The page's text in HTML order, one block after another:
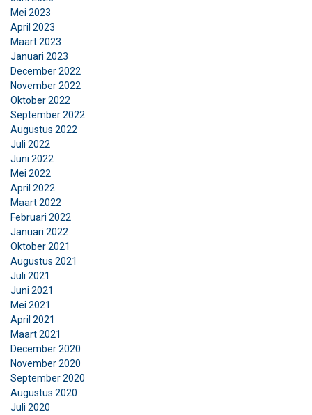
Mei 2023
April 2023
Maart 2023
Januari 2023
December 2022
November 2022
Oktober 2022
September 2022
Augustus 2022
Juli 2022
Juni 2022
Mei 2022
April 2022
Maart 2022
Februari 2022
Januari 2022
Oktober 2021
Augustus 2021
Juli 2021
Juni 2021
Mei 2021
April 2021
Maart 2021
December 2020
November 2020
September 2020
Augustus 2020
Juli 2020